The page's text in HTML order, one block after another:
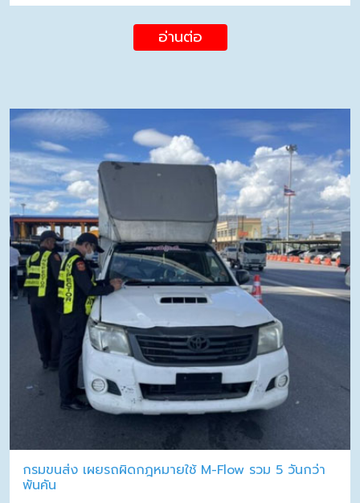
อ่านต่อ
กรมขนส่ง เผยรถผิดกฎหมายใช้ M-Flow รวม 5 วันกว่า
พันคัน